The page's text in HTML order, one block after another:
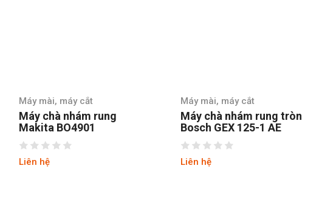
Máy mài, máy cắt
Máy chà nhám rung tròn
Bosch GEX 125-1 AE
Liên hệ
Máy mài, máy cắt
Máy chà nhám Stanley
SSS310-B1
Liên hệ